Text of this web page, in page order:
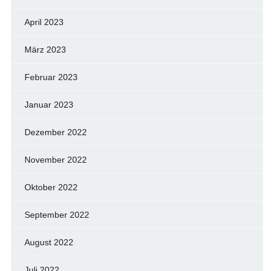
April 2023
März 2023
Februar 2023
Januar 2023
Dezember 2022
November 2022
Oktober 2022
September 2022
August 2022